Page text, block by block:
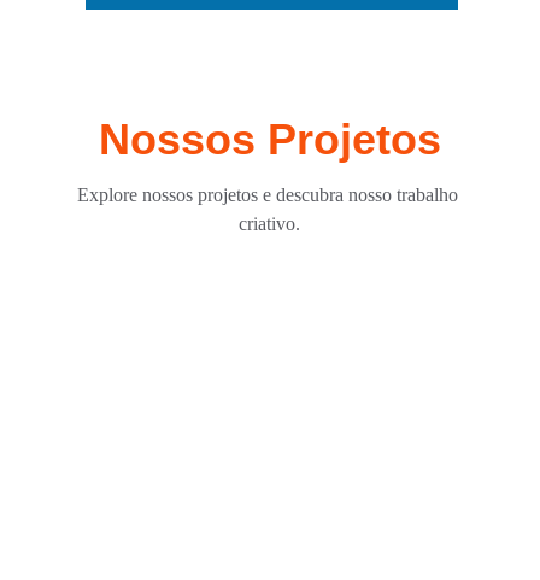
Nossos Projetos
Explore nossos projetos e descubra nosso trabalho
criativo.